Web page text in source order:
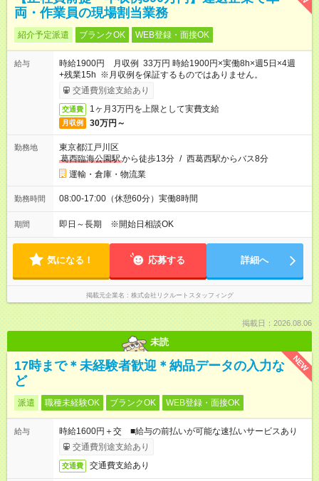
両・作業員の現場割当業務
紹介予定派遣 ブランクOK WEB登録・面接OK
給与
時給1900円 月収例 33万円 時給1900円×実働8h×週5日×4週
+残業15h ※月収例を保証するものではありません。
交通費別途支給あり
交通費 1ヶ月3万円を上限として実費支給
月収例 30万円～
勤務地
東京都江戸川区
葛西臨海公園駅から徒歩13分 / 西葛西駅からバス8分
運輸・倉庫・物流業
勤務時間 08:00-17:00（休憩60分）実働8時間
期間 即日～長期 ※開始日相談OK
気になる！ 応募する 詳細へ
掲載元企業名 株式会社リクルートスタッフィング
掲載日：2026.08.06
未読
NEW
17時まで＊未経験者歓迎＊納品データの入力な
ど
派遣 職種未経験OK ブランクOK WEB登録・面接OK
給与
時給1600円＋交 ■給与の前払いが可能な速払いサービスあり
交通費別途支給あり
交通費 交通費支給あり